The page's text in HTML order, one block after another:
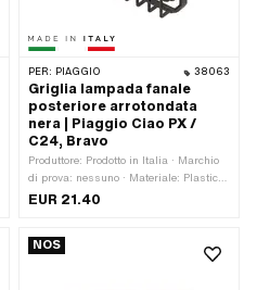
PER: PIAGGIO 38063
Griglia lampada fanale
posteriore arrotondata
nera | Piaggio Ciao PX /
C24, Bravo
Produttore: Prodotto in Italia · Marchio
di prova: nessuno · Materiale: Plastica
· Colore: nero · Lunghezza totale: 137
EUR 21.40
NOS